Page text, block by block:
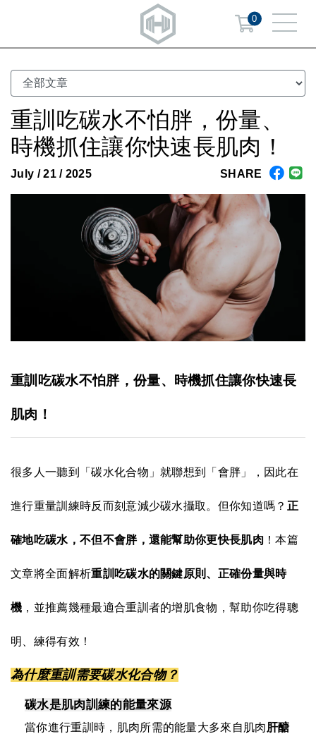
0
重訓吃碳水不怕胖，份量、
時機抓住讓你快速長肌肉！
July / 21 / 2025 SHARE
重訓吃碳水不怕胖，份量、時機抓住讓你快速長
肌肉！
很多人一聽到「碳水化合物」就聯想到「會胖」，因此在
進行重量訓練時反而刻意減少碳水攝取。但你知道嗎？ 正
確地吃碳水，不但不會胖，還能幫助你更快長肌肉 ！本篇
文章將全面解析重訓吃碳水的關鍵原則、正確份量與時
機 ，並推薦幾種最適合重訓者的增肌食物，幫助你吃得聰
明、練得有效！
為什麼重訓需要碳水化合物？
碳水是肌肉訓練的能量來源
當你進行重訓時，肌肉所需的能量大多來自肌肉肝醣